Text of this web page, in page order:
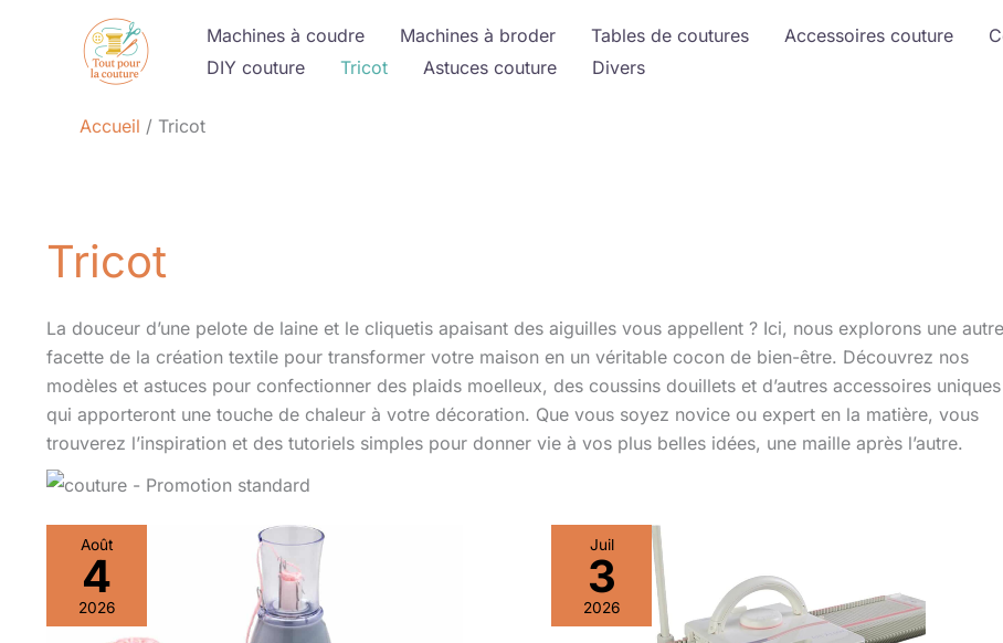
Machines à coudre Machines à broder Tables de coutures Accessoires couture
DIY couture
Tricot Astuces couture Divers
Accueil Tricot
Tricot
La douceur d’une pelote de laine et le cliquetis apaisant des aiguilles vous appellent ? Ici, nous explorons une autre
facette de la création textile pour transformer votre maison en un véritable cocon de bien-être. Découvrez nos
modèles et astuces pour confectionner des plaids moelleux, des coussins douillets et d’autres accessoires uniques
qui apporteront une touche de chaleur à votre décoration. Que vous soyez novice ou expert en la matière, vous
trouverez l’inspiration et des tutoriels simples pour donner vie à vos plus belles idées, une maille après l’autre.
Août
4
2026
Juil
3
2026